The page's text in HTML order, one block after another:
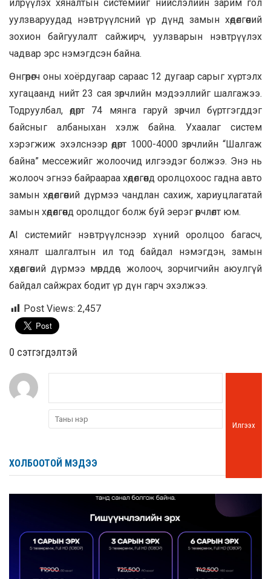
илрүүлэх хяналтын системийг нийслэлийн зарим гол
уулзваруудад нэвтрүүлсний үр дүнд замын хөдөлгөөний
зохион байгуулалт сайжирч, уулзварын нэвтрүүлэх
чадвар эрс нэмэгдсэн байна.
Өнгөрөгч оны хоёрдугаар сараас 12 дугаар сарыг хүртэлх
хугацаанд нийт 23 сая зөрчлийн мэдээллийг шалгажээ.
Тодруулбал, өдөрт 74 мянга гаруй зөрчил бүртгэгддэг
байсныг албаныхан хэлж байна. Ухаалаг систем
хэрэгжиж эхэлснээр өдөрт 1000-4000 зөрчлийн “Шалгаж
байна” мессежийг жолоочид илгээдэг болжээ. Энэ нь
жолооч эгнээ байраараа хөдөлгөөнд оролцохоос гадна авто
замын хөдөлгөөний дүрмээ чандлан сахиж, хариуцлагатай
замын хөдөлгөөнд оролцдог болж буй эерэг өөрчлөлт юм.
AI системийг нэвтрүүлснээр хүний оролцоо багасч,
хяналт шалгалтын ил тод байдал нэмэгдэн, замын
хөдөлгөөний дүрмээ мөрддөг, жолооч, зорчигчийн аюулгүй
байдал сайжрах бодит үр дүн гарч эхэлжээ.
Post Views: 2,457
0 cэтгэгдэлтэй
Илгээх
ХОЛБООТОЙ МЭДЭЭ